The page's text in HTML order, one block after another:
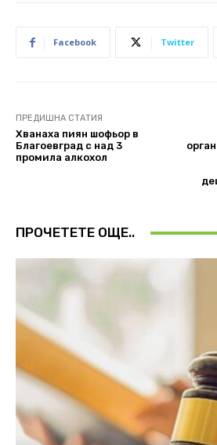
Facebook Twitter
ПРЕДИШНА СТАТИЯ
Хванаха пиян шофьор в
Благоевград с над 3
промила алкохол
ПРОЧЕТЕТЕ ОЩЕ..